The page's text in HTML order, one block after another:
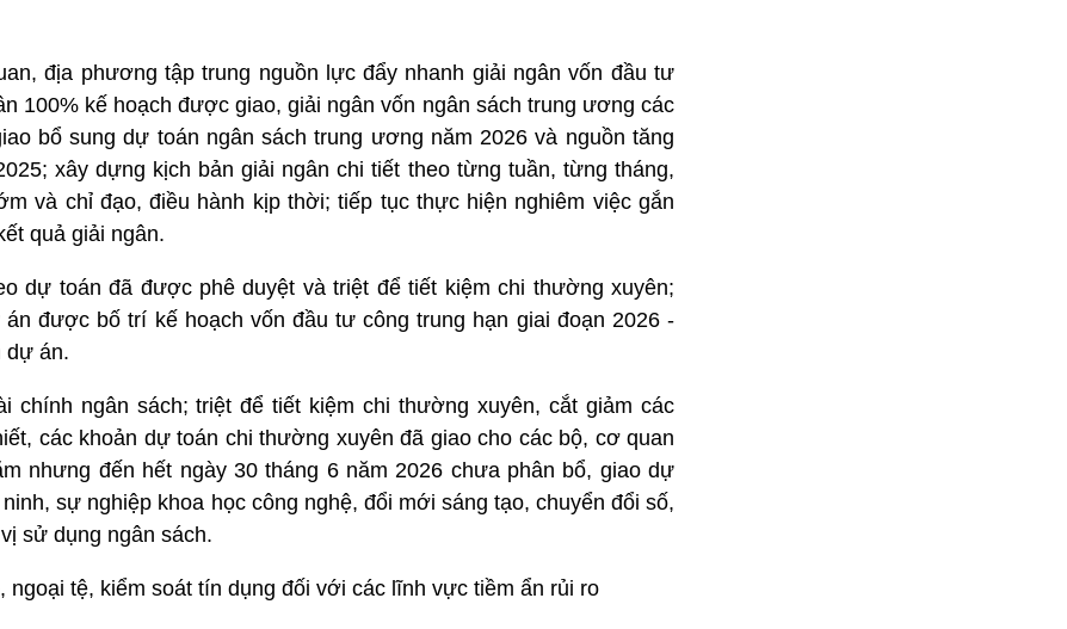
địa phương tập trung nguồn lực đẩy nhanh giải ngân vốn đầu tư
100% kế hoạch được giao, giải ngân vốn ngân sách trung ương các
bổ sung dự toán ngân sách trung ương năm 2026 và nguồn tăng
xây dựng kịch bản giải ngân chi tiết theo từng tuần, từng tháng,
và chỉ đạo, điều hành kịp thời; tiếp tục thực hiện nghiêm việc gắn
quả giải ngân.
dự toán đã được phê duyệt và triệt để tiết kiệm chi thường xuyên;
được bố trí kế hoạch vốn đầu tư công trung hạn giai đoạn 2026 -
dự án.
chính ngân sách; triệt để tiết kiệm chi thường xuyên, cắt giảm các
các khoản dự toán chi thường xuyên đã giao cho các bộ, cơ quan
nhưng đến hết ngày 30 tháng 6 năm 2026 chưa phân bổ, giao dự
sự nghiệp khoa học công nghệ, đổi mới sáng tạo, chuyển đổi số,
sử dụng ngân sách.
tệ, kiểm soát tín dụng đối với các lĩnh vực tiềm ẩn rủi ro